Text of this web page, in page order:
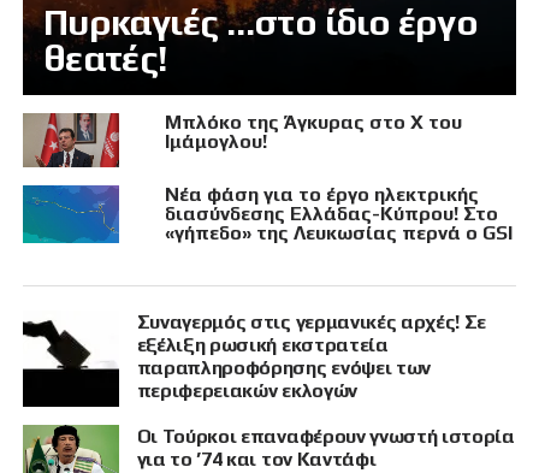
Πυρκαγιές …στο ίδιο έργο
θεατές!
Μπλόκο της Άγκυρας στο X του
Ιμάμογλου!
Νέα φάση για το έργο ηλεκτρικής
διασύνδεσης Ελλάδας-Κύπρου! Στο
«γήπεδο» της Λευκωσίας περνά ο GSI
Συναγερμός στις γερμανικές αρχές! Σε
εξέλιξη ρωσική εκστρατεία
παραπληροφόρησης ενόψει των
περιφερειακών εκλογών
Οι Τούρκοι επαναφέρουν γνωστή ιστορία
για το ’74 και τον Καντάφι